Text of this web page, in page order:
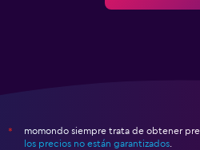
*
momondo siempre trata de obtener
los precios no están garantizados.